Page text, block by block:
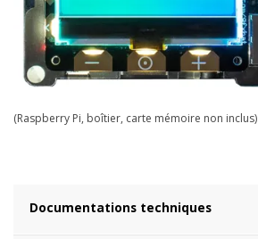
(Raspberry Pi, boîtier, carte mémoire non inclus)
Documentations techniques